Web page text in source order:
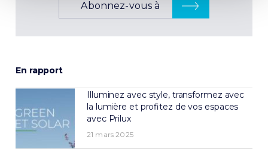
Abonnez-vous à
En rapport
Illuminez avec style, transformez avec
la lumière et profitez de vos espaces
avec Prilux
21 mars 2025